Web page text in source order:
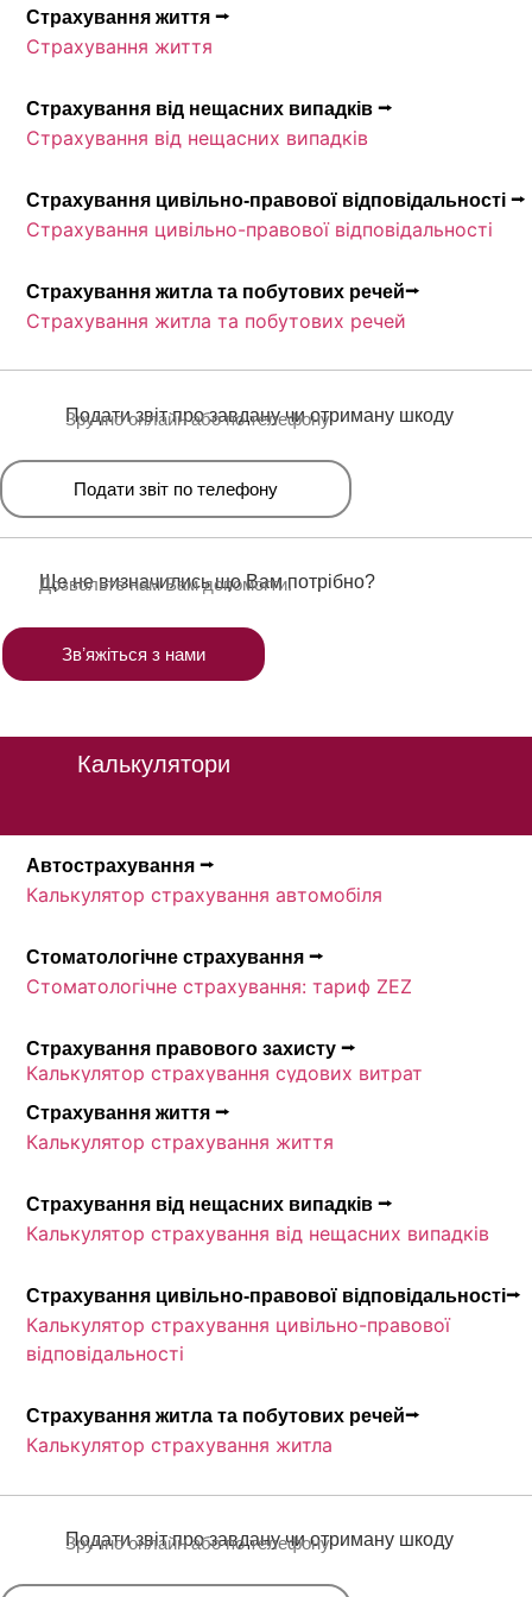
Страхування життя ⭢
Страхування життя
Страхування від нещасних випадків ⭢
Страхування від нещасних випадків
Страхування цивільно-правової відповідальності ⭢
Страхування цивільно-правової відповідальності
Страхування житла та побутових речей⭢
Страхування житла та побутових речей
Подати звіт про завдану чи отриману шкоду
Зручно онлайн або по телефону
Подати звіт по телефону
Ще не визначились що Вам потрібно?
Дозвольте нам Вам допомогти.
Звʼяжіться з нами
Калькулятори
Автострахування ⭢
Калькулятор страхування автомобіля
Стоматологічне страхування ⭢
Стоматологічне страхування: тариф ZEZ
Страхування правового захисту ⭢
Калькулятор страхування судових витрат
Страхування життя ⭢
Калькулятор страхування життя
Страхування від нещасних випадків ⭢
Калькулятор страхування від нещасних випадків
Страхування цивільно-правової відповідальності⭢
Калькулятор страхування цивільно-правової
відповідальності
Страхування житла та побутових речей⭢
Калькулятор страхування житла
Подати звіт про завдану чи отриману шкоду
Зручно онлайн або по телефону